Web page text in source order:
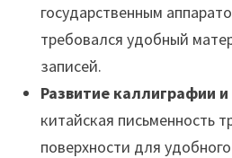
государственным
требовался удобный
записей.
Развитие каллиграфии
китайская письменность
поверхности для